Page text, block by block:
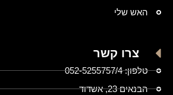
האש שלי
צרו קשר
טלפון: 052-5255757/4
הבנאים 23, אשדוד